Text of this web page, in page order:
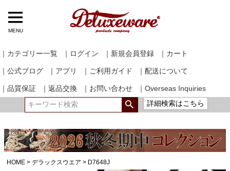
MENU
｜カテゴリー一覧 ｜ログイン ｜新規会員登録 ｜カート
｜公式ブログ ｜アプリ ｜ご利用ガイド ｜配送について
｜品質保証 ｜返品交換 ｜お問い合わせ
｜Overseas Inquiries
詳細検索はこちら
HOME デラックスウエア D7648J